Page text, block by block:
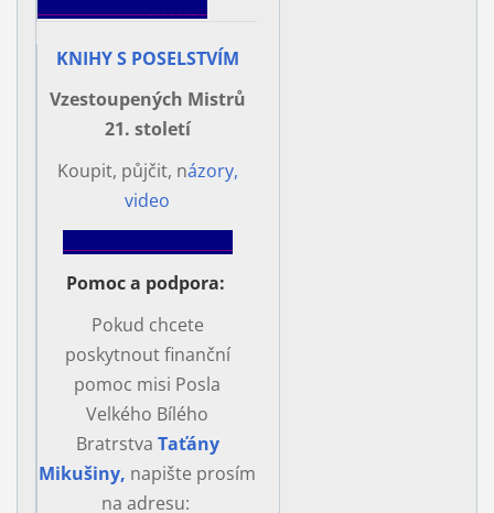
KNIHY S POSELSTVÍM
Vzestoupených Mistrů
21. století
Koupit, půjčit, názory,
video
Pomoc a podpora:
Pokud chcete
poskytnout finanční
pomoc misi Posla
Velkého Bílého
Bratrstva Taťány
Mikušiny, napište prosím
na adresu: